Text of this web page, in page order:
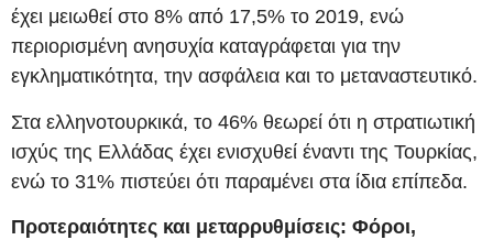
έχει μειωθεί στο 8% από 17,5% το 2019, ενώ
περιορισμένη ανησυχία καταγράφεται για την
εγκληματικότητα, την ασφάλεια και το μεταναστευτικό.
Στα ελληνοτουρκικά, το 46% θεωρεί ότι η στρατιωτική
ισχύς της Ελλάδας έχει ενισχυθεί έναντι της Τουρκίας,
ενώ το 31% πιστεύει ότι παραμένει στα ίδια επίπεδα.
Προτεραιότητες και μεταρρυθμίσεις: Φόροι,